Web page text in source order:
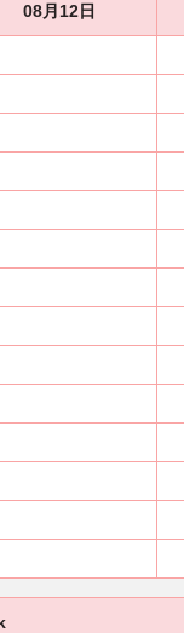
08月12日